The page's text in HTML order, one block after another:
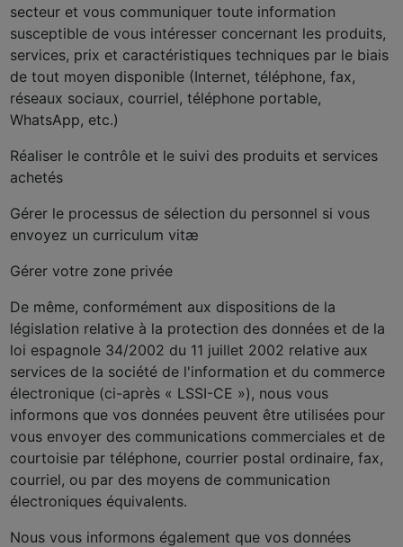
secteur et vous communiquer toute information
susceptible de vous intéresser concernant les produits,
services, prix et caractéristiques techniques par le biais
de tout moyen disponible (Internet, téléphone, fax,
réseaux sociaux, courriel, téléphone portable,
WhatsApp, etc.)
Réaliser le contrôle et le suivi des produits et services
achetés
Gérer le processus de sélection du personnel si vous
envoyez un curriculum vitæ
Gérer votre zone privée
De même, conformément aux dispositions de la
législation relative à la protection des données et de la
loi espagnole 34/2002 du 11 juillet 2002 relative aux
services de la société de l'information et du commerce
électronique (ci-après « LSSI-CE »), nous vous
informons que vos données peuvent être utilisées pour
vous envoyer des communications commerciales et de
courtoisie par téléphone, courrier postal ordinaire, fax,
courriel, ou par des moyens de communication
électroniques équivalents.
Nous vous informons également que vos données